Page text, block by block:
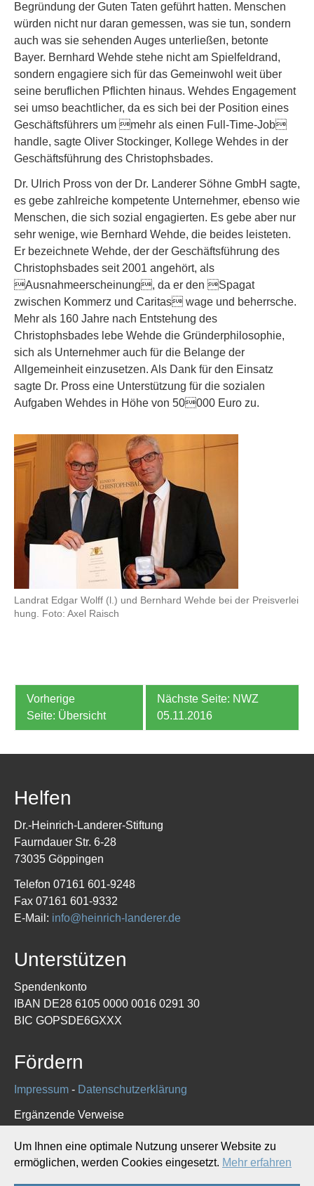
Um Ihnen eine optimale Nutzung unserer Website zu
ermöglichen, werden Cookies eingesetzt. Mehr erfahren
Begründung der Guten Taten geführt hatten. Menschen
würden nicht nur daran gemessen, was sie tun, sondern
auch was sie sehenden Auges unterließen, betonte
Bayer. Bernhard Wehde stehe nicht am Spielfeldrand,
sondern engagiere sich für das Gemeinwohl weit über
seine beruflichen Pflichten hinaus. Wehdes Engagement
sei umso beachtlicher, da es sich bei der Position eines
Geschäftsführers um mehr als einen Full-Time-Job
handle, sagte Oliver Stockinger, Kollege Wehdes in der
Geschäftsführung des Christophsbades.
Dr. Ulrich Pross von der Dr. Landerer Söhne GmbH sagte,
es gebe zahlreiche kompetente Unternehmer, ebenso wie
Menschen, die sich sozial engagierten. Es gebe aber nur
sehr wenige, wie Bernhard Wehde, die beides leisteten.
Er bezeichnete Wehde, der der Geschäftsführung des
Christophsbades seit 2001 angehört, als
Ausnahmeerscheinung, da er den Spagat
zwischen Kommerz und Caritas wage und beherrsche.
Mehr als 160 Jahre nach Entstehung des
Christophsbades lebe Wehde die Gründerphilosophie,
sich als Unternehmer auch für die Belange der
Allgemeinheit einzusetzen. Als Dank für den Einsatz
sagte Dr. Pross eine Unterstützung für die sozialen
Aufgaben Wehdes in Höhe von 50000 Euro zu.
Landrat Edgar Wolff (l.) und Bernhard Wehde bei der Preisverlei
hung. Foto: Axel Raisch
Übersicht
NWZ
05.11.2016
Helfen
Dr.-Heinrich-Landerer-Stiftung
Faurndauer Str. 6-28
73035 Göppingen
Telefon 07161 601-9248
Fax 07161 601-9332
E-Mail: info@heinrich-landerer.de
Unterstützen
Spendenkonto
IBAN DE28 6105 0000 0016 0291 30
BIC GOPSDE6GXXX
Fördern
Impressum - Datenschutzerklärung
Ergänzende Verweise